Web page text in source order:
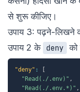
से शुरू कीजिए।
उपाय 3: पढ़ने-लिखने
उपाय 2 के deny को
"deny" :
"Read(./.env)" ,
"Read(./.env.*)" ,